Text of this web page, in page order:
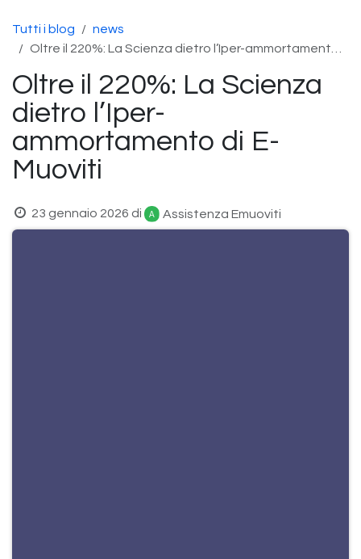
Tutti i blog
news
Oltre il 220%: La Scienza dietro l’Iper-ammortamento di E-Muoviti
Oltre il 220%: La Scienza
dietro l’Iper-
ammortamento di E-
Muoviti
23 gennaio 2026 di Assistenza Emuoviti